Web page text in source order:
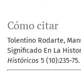
Cómo citar
Tolentino Rodarte,
Significado En La
Históricos 5 (10):235-